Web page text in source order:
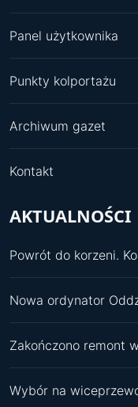
Panel użytkownika
Punkty kolportażu
Archiwum gazet
Kontakt
AKTUALNOŚCI
Nowa ordynator
Zakończono remont